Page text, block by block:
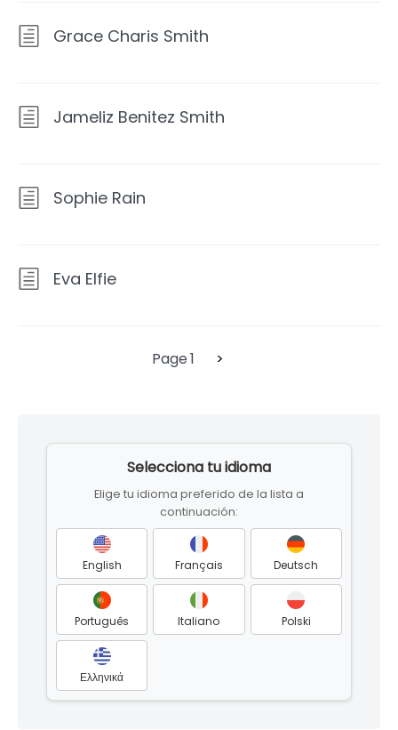
Grace Charis Smith
Jameliz Benitez Smith
Sophie Rain
Eva Elfie
Page1
Next
>
Selecciona tu idioma
Elige tu idioma preferido de la lista a
continuación:
English Français Deutsch
Português Italiano Polski
Ελληνικά